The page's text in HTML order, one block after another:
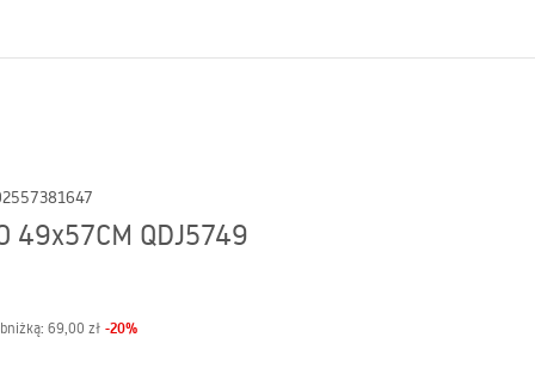
49x57CM QDJ5749
69,00 zł -20%